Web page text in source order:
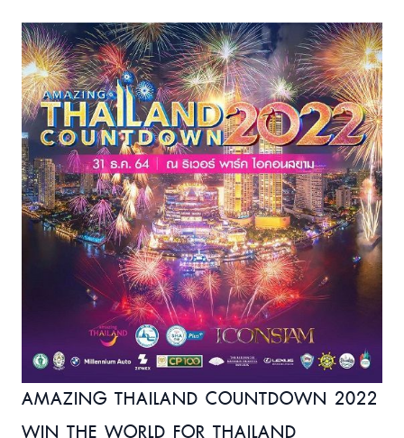
AMAZING THAILAND COUNTDOWN 2022
WIN THE WORLD FOR THAILAND